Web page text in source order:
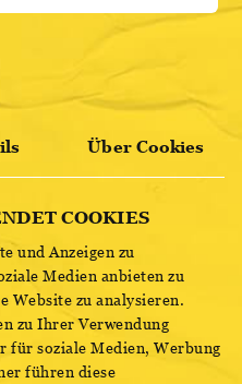
EURE.
Über Cookies
COOKIES
und Anzeigen zu
Medien anbieten zu
Website zu analysieren.
zu Ihrer Verwendung
für soziale Medien, Werbung
führen diese